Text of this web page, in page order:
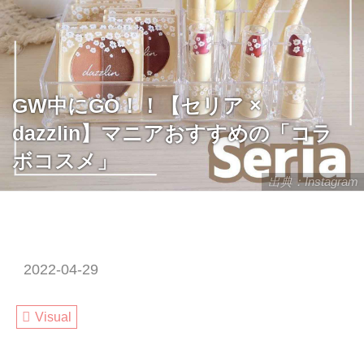
出典：Instagram
GW中にGO！！【セリア ×
dazzlin】マニアおすすめの「コラ
ボコスメ」
2022-04-29
Visual